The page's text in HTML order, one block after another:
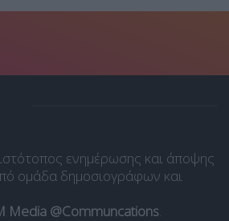
ενημέρωσης και άποψης
ομάδα δημοσιογράφων και
Media @Communcations.